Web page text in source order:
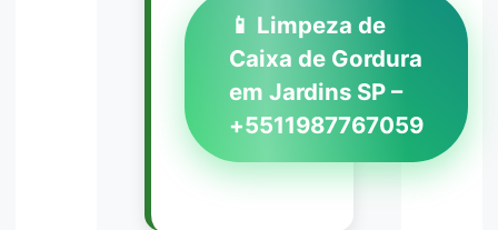
📱 Limpeza de
Caixa de Gordura
em Jardins SP –
+5511987767059